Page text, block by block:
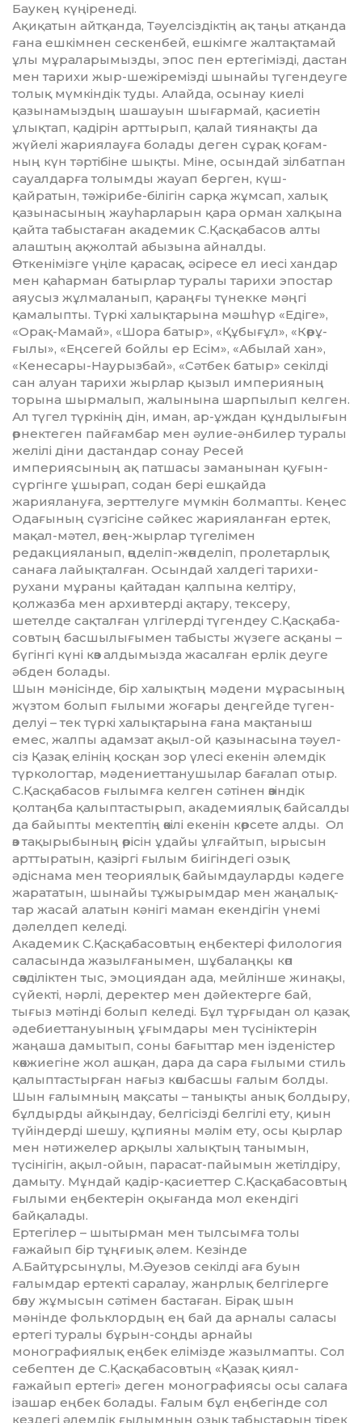
Баукең күңіренеді.
Ақиқатын айтқанда, Тәуелсіздіктің ақ таңы ат­қан­да
ғана ешкімнен сескенбей, ешкімге жал­тақ­тамай
ұлы мұраларымызды, эпос пен ертегімізді, дастан
мен тарихи жыр-шежіремізді шынайы түгендеуге
толық мүмкіндік туды. Алайда, осынау ки­елі
қазынамыздың шашауын шығармай, қа­си­е­тін
ұлықтап, қадірін арттырып, қалай тия­нақты да
жүйелі жариялауға болады деген сұрақ қоғам­
ның күн тәртібіне шықты. Міне, осындай зілбатпан
сауалдарға толымды жауап берген, күш-
қайратын, тәжірибе-білігін сарқа жұмсап, халық
қазынасының жауһарларын қара орман халқына
қайта табыста­ған академик С.Қасқабасов алты
алаштың ақ­жол­тай абызына айналды.
Өткенімізге үңіле қарасақ, әсіресе ел иесі хан­дар
мен қаһарман батырлар туралы тарихи эпос­тар
аяусыз жұлмаланып, қараңғы түнекке мәңгі
қамалыпты. Түркі халықтарына мәшһүр «Едіге»,
«Ор­ақ-Мамай», «Шора батыр», «Құбығұл», «Көрұ­
ғылы», «Еңсегей бойлы ер Есім», «Абылай хан»,
«Кенесары-Наурызбай», «Сәтбек батыр» секілді
сан алуан тарихи жырлар қызыл империяның
торына шырмалып, жалынына шарпылып келген.
Ал түгел түркінің дін, иман, ар-ұждан құндылығын
өрнектеген пайғамбар мен әулие-әнбилер туралы
желілі діни дастандар сонау Ресей
империясының ақ патшасы заманынан қуғын-
сүргінге ұшырап, содан бері ешқайда
жариялануға, зерттелуге мүмкін болмапты. Кеңес
Одағының сүзгісіне сәй­кес жарияланған ертек,
мақал-мәтел, өлең-жыр­лар түгелімен
редакцияланып, өңделіп-жөнделіп, пролетарлық
санаға лайықталған. Осындай хал­дегі тарихи-
рухани мұраны қайтадан қалпына кел­тіру,
қолжазба мен архивтерді ақтару, тексеру,
шетелде сақталған үлгілерді түгендеу С.Қасқа­ба­
сов­тың басшылығымен табысты жүзеге асқаны –
бүгінгі күні көз алдымызда жасалған ерлік деуге
әбден болады.
Шын мәнісінде, бір халықтың мәдени мұра­сы­ның
жүзтом болып ғылыми жоғары деңгейде тү­ген­
делуі – тек түркі халықтарына ғана мақтаныш
емес, жалпы адамзат ақыл-ой қазынасына тәуел­
сіз Қазақ елінің қосқан зор үлесі екенін әлемдік
түркологтар, мәдениеттанушылар бағалап отыр.
С.Қасқабасов ғылымға келген сәтінен өзіндік
қолтаңба қалыптастырып, академиялық байсалды
да байыпты мектептің өкілі екенін көрсете алды. Ол
өз тақырыбының өрісін ұдайы ұлғайтып, ырысын
арттыратын, қазіргі ғылым биігіндегі озық
әдіснама мен тео­риялық байымдауларды кәдеге
жарата­тын, шынайы тұжырымдар мен жаңа­лық­
тар жасай алатын кәнігі маман екендігін үнемі
дәлелдеп келеді.
Академик С.Қасқабасовтың ең­бек­тері филология
саласында жазыл­ғанымен, шұбалаңқы көп
сөзділіктен тыс, эмоциядан ада, мейлінше жина­қы,
сүйекті, нәрлі, деректер мен дәйек­терге бай,
тығыз мәтінді болып келеді. Бұл тұрғыдан ол қазақ
әдебиеттануының ұғымдары мен түсініктерін
жаңаша дамытып, соны бағыттар мен ізденістер
көкжиегіне жол ашқан, дара да сара ғылыми стиль
қалыптастыр­ған нағыз көшбасшы ғалым болды.
Шын ғалымның мақсаты – танықты анық болдыру,
бұлдырды айқындау, белгісізді белгілі ету, қиын
түйіндерді шешу, құпияны мәлім ету, осы қырлар
мен нәти­же­лер арқылы халықтың танымын,
түсінігін, ақыл-ойын, парасат-пайы­мын жетілдіру,
дамыту. Мұндай қадір-қасиеттер С.Қасқабасовтың
ғылыми еңбектерін оқығанда мол екендігі
байқалады.
Ертегілер – шытырман мен тыл­сым­ға толы
ғажайып бір тұңғиық әлем. Кезінде
А.Байтұрсынұлы, М.Әуе­зов секілді аға буын
ғалымдар ер­текті саралау, жанрлық белгілерге
бөлу жұ­мысын сәтімен бастаған. Бірақ шын
мәнінде фольклордың ең бай да арналы саласы
ертегі туралы бұрын-соңды арнайы
монографиялық еңбек елімізде жазылмапты. Сол
себептен де С.Қасқабасовтың «Қазақ қиял-
ғажайып ертегі» деген монографиясы осы салаға
ізашар еңбек болады. Ғалым бұл еңбегінде сол
кездегі әлемдік ғылымның озық табыстарын тірек